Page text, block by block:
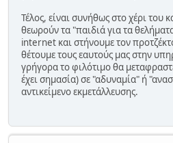
Τέλος, είναι συνήθως στο χέρι του
θεωρούν τα "παιδιά για τα
internet και στήνουμε τον
θέτουμε τους εαυτούς μας στην
γρήγορα το φιλότιμο θα
έχει σημασία) σε "αδυναμία" ή
αντικείμενο εκμετάλλευσης.